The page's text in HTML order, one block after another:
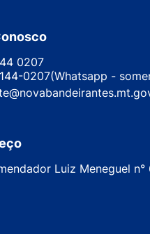
0207
0207(Whatsapp -
Luiz Meneguel